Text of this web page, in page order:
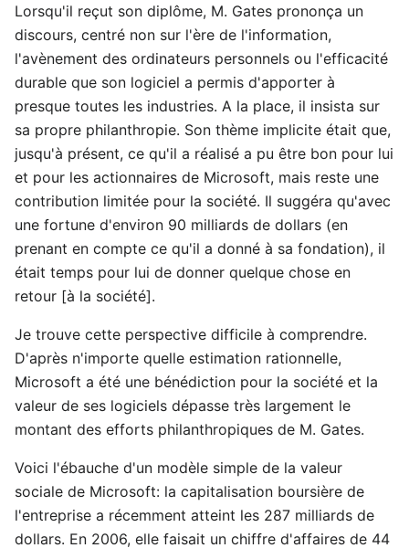
Lorsqu'il reçut son diplôme, M. Gates prononça un
discours, centré non sur l'ère de l'information,
l'avènement des ordinateurs personnels ou l'efficacité
durable que son logiciel a permis d'apporter à
presque toutes les industries. A la place, il insista sur
sa propre philanthropie. Son thème implicite était que,
jusqu'à présent, ce qu'il a réalisé a pu être bon pour lui
et pour les actionnaires de Microsoft, mais reste une
contribution limitée pour la société. Il suggéra qu'avec
une fortune d'environ 90 milliards de dollars (en
prenant en compte ce qu'il a donné à sa fondation), il
était temps pour lui de donner quelque chose en
retour [à la société].
Je trouve cette perspective difficile à comprendre.
D'après n'importe quelle estimation rationnelle,
Microsoft a été une bénédiction pour la société et la
valeur de ses logiciels dépasse très largement le
montant des efforts philanthropiques de M. Gates.
Voici l'ébauche d'un modèle simple de la valeur
sociale de Microsoft: la capitalisation boursière de
l'entreprise a récemment atteint les 287 milliards de
dollars. En 2006, elle faisait un chiffre d'affaires de 44